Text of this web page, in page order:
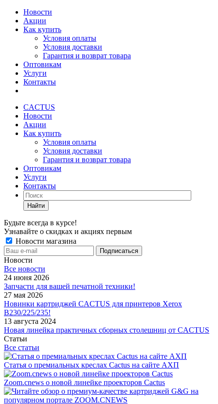
Новости
Акции
Как купить
Условия оплаты
Условия доставки
Гарантия и возврат товара
Оптовикам
Услуги
Контакты
CACTUS
Новости
Акции
Как купить
Условия оплаты
Условия доставки
Гарантия и возврат товара
Оптовикам
Услуги
Контакты
Найти
Будьте всегда в курсе!
Узнавайте о скидках и акциях первым
Новости магазина
Новости
Все новости
24 июня 2026
Запчасти для вашей печатной техники!
27 мая 2026
Новинки картриджей CACTUS для принтеров Xerox
B230/225/235!
13 августа 2024
Новая линейка практичных сборных столешниц от CACTUS
Статьи
Все статьи
Статья о премиальных креслах Cactus на сайте АХП
Zoom.cnews о новой линейке проекторов Cactus